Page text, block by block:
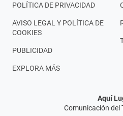
POLÍTICA DE PRIVACIDAD
AVISO LEGAL Y POLÍTICA DE
COOKIES
PUBLICIDAD
EXPLORA MÁS
Aquí
Comunicación del